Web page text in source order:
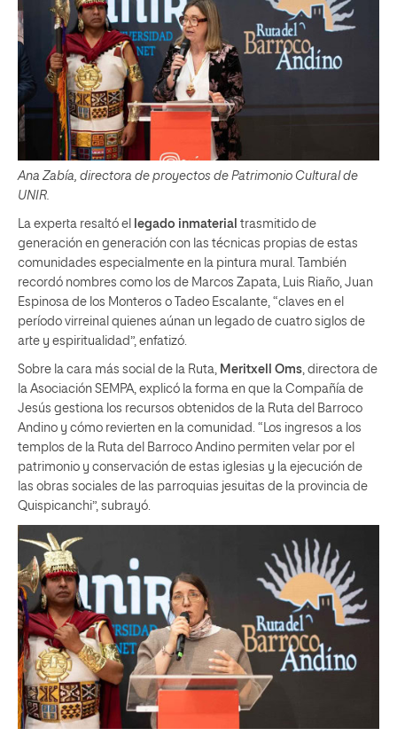
Ana Zabía, directora de proyectos de Patrimonio Cultural de
UNIR.
La experta resaltó el legado inmaterial trasmitido de
generación en generación con las técnicas propias de estas
comunidades especialmente en la pintura mural. También
recordó nombres como los de Marcos Zapata, Luis Riaño, Juan
Espinosa de los Monteros o Tadeo Escalante, “claves en el
período virreinal quienes aúnan un legado de cuatro siglos de
arte y espiritualidad”, enfatizó.
Sobre la cara más social de la Ruta, Meritxell Oms, directora de
la Asociación SEMPA, explicó la forma en que la Compañía de
Jesús gestiona los recursos obtenidos de la Ruta del Barroco
Andino y cómo revierten en la comunidad. “Los ingresos a los
templos de la Ruta del Barroco Andino permiten velar por el
patrimonio y conservación de estas iglesias y la ejecución de
las obras sociales de las parroquias jesuitas de la provincia de
Quispicanchi”, subrayó.